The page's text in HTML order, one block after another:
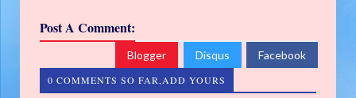
Post A Comment:
Blogger Disqus Facebook
0 COMMENTS SO FAR,ADD YOURS